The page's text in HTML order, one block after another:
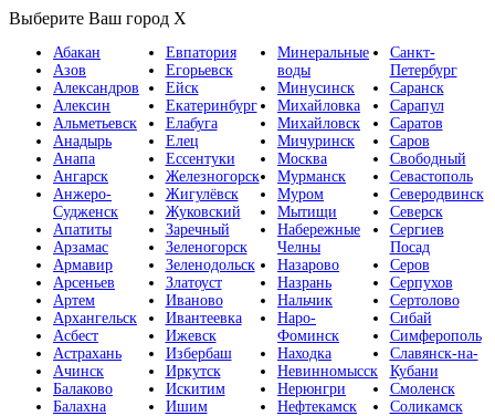
Выберите Ваш город X
Абакан
Азов
Александров
Алексин
Альметьевск
Анадырь
Анапа
Ангарск
Анжеро-
Судженск
Апатиты
Арзамас
Армавир
Арсеньев
Артем
Архангельск
Асбест
Астрахань
Ачинск
Балаково
Балахна
Евпатория
Егорьевск
Ейск
Екатеринбург
Елабуга
Елец
Ессентуки
Железногорск
Жигулёвск
Жуковский
Заречный
Зеленогорск
Зеленодольск
Златоуст
Иваново
Ивантеевка
Ижевск
Избербаш
Иркутск
Искитим
Ишим
Минеральные
воды
Минусинск
Михайловка
Михайловск
Мичуринск
Москва
Мурманск
Муром
Мытищи
Набережные
Челны
Назарово
Назрань
Нальчик
Наро-
Фоминск
Находка
Невинномысск
Нерюнгри
Нефтекамск
Санкт-
Петербург
Саранск
Сарапул
Саратов
Саров
Свободный
Севастополь
Северодвинск
Северск
Сергиев
Посад
Серов
Серпухов
Сертолово
Сибай
Симферополь
Славянск-на-
Кубани
Смоленск
Соликамск